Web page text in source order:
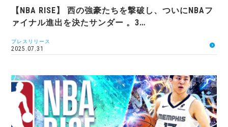
【NBA RISE】 西の強豪たちを撃破し、ついにNBAフ
ァイナル進出を決たサンダー 。3…
プレスリリース
2025.07.31